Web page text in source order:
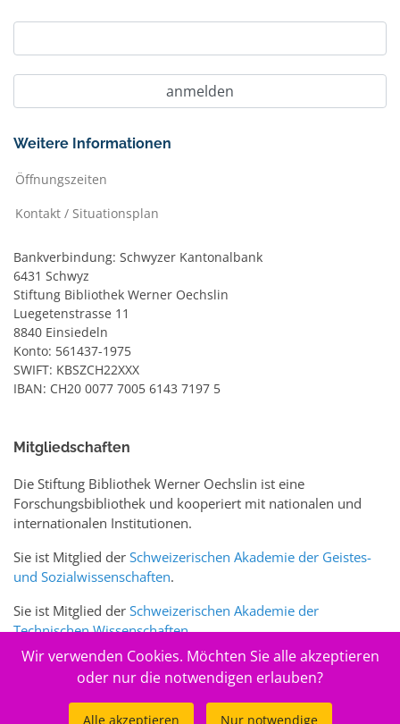
Weitere Informationen
Öffnungszeiten
Kontakt / Situationsplan
Bankverbindung: Schwyzer Kantonalbank
6431 Schwyz
Stiftung Bibliothek Werner Oechslin
Luegetenstrasse 11
8840 Einsiedeln
Konto: 561437-1975
SWIFT: KBSZCH22XXX
IBAN: CH20 0077 7005 6143 7197 5
Mitgliedschaften
Die Stiftung Bibliothek Werner Oechslin ist eine
Forschungsbibliothek und kooperiert mit nationalen und
internationalen Institutionen.
Sie ist Mitglied der Schweizerischen Akademie der Geistes-
und Sozialwissenschaften.
Sie ist Mitglied der Schweizerischen Akademie der
Technischen Wissenschaften.
Sie ist zudem Mitglied des Schweizer Portalswww.sciences-
Wir verwenden Cookies. Möchten Sie alle akzeptieren
oder nur die notwendigen erlauben?
Alle akzeptieren Nur notwendige